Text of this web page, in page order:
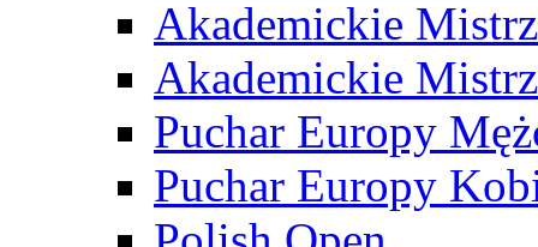
Akademickie
Akademickie
Puchar Europy
Puchar Europy